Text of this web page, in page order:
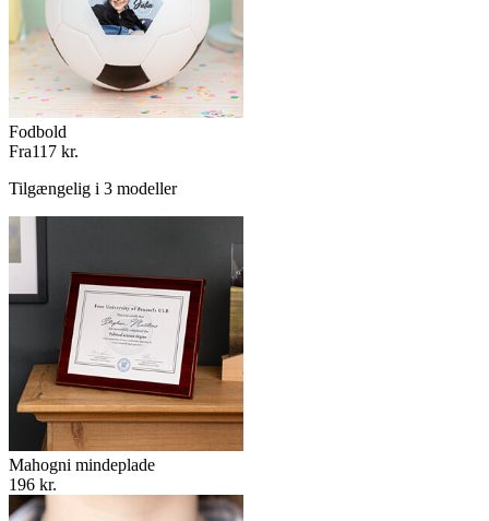
Fodbold
Fra117 kr.
Tilgængelig i 3 modeller
Mahogni mindeplade
196 kr.